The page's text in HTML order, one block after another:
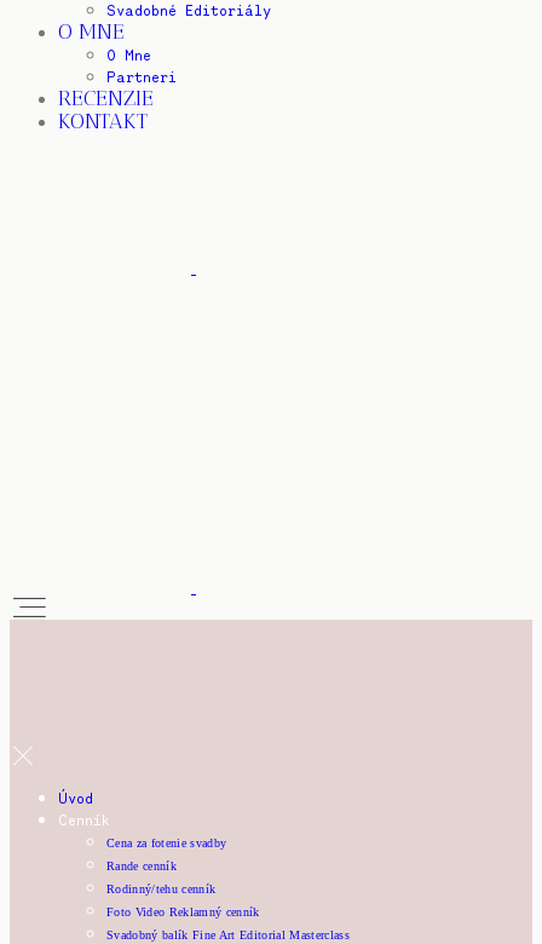
Svadobné Editoriály
O MNE
O Mne
Partneri
RECENZIE
KONTAKT
Úvod
Cenník
Cena za fotenie svadby
Rande cenník
Rodinný/tehu cenník
Foto Video Reklamný cenník
Svadobný balík Fine Art Editorial Masterclass